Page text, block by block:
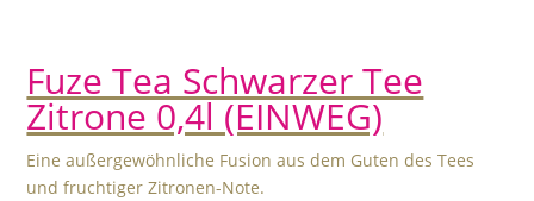
Fuze Tea Schwarzer Tee
Zitrone 0,4l (EINWEG)
Eine außergewöhnliche Fusion aus dem Guten des Tees
und fruchtiger Zitronen-Note.